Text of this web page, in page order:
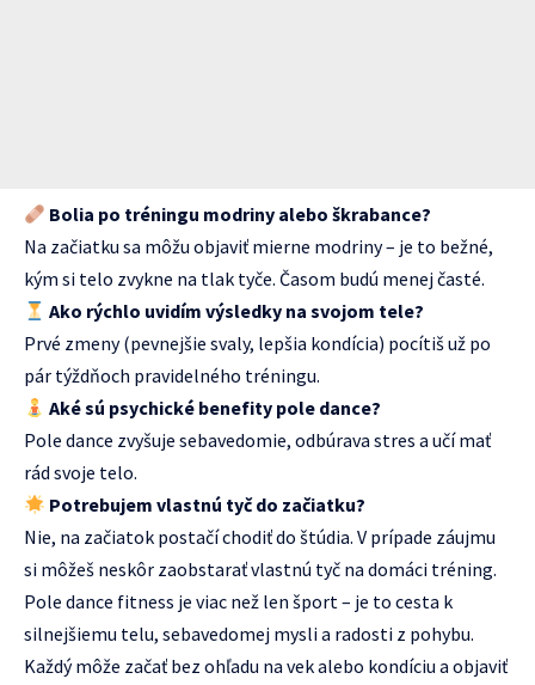
Bolia po tréningu modriny alebo škrabance?
Na začiatku sa môžu objaviť mierne modriny – je to bežné,
kým si telo zvykne na tlak tyče. Časom budú menej časté.
Ako rýchlo uvidím výsledky na svojom tele?
Prvé zmeny (pevnejšie svaly, lepšia kondícia) pocítiš už po
pár týždňoch pravidelného tréningu.
Aké sú psychické benefity pole dance?
Pole dance zvyšuje sebavedomie, odbúrava stres a učí mať
rád svoje telo.
Potrebujem vlastnú tyč do začiatku?
Nie, na začiatok postačí chodiť do štúdia. V prípade záujmu
si môžeš neskôr zaobstarať vlastnú tyč na domáci tréning.
Pole dance fitness je viac než len šport – je to cesta k
silnejšiemu telu, sebavedomej mysli a radosti z pohybu.
Každý môže začať bez ohľadu na vek alebo kondíciu a objaviť